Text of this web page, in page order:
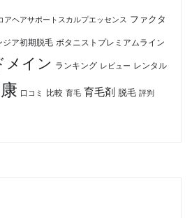
アヘアサポートスカルプエッセンス ファクタ
ジア初期脱毛 ボタニストプレミアムライン
メイン ランキング レビュー レンタル
口コミ 比較 育毛 育毛剤 脱毛 評判